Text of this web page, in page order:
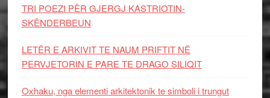
TRI POEZI PËR GJERGJ KASTRIOTIN-
SKËNDERBEUN
LETËR E ARKIVIT TE NAUM PRIFTIT NË
PERVJETORIN E PARE TE DRAGO SILIQIT
Oxhaku, nga elementi arkitektonik te simboli i trungut